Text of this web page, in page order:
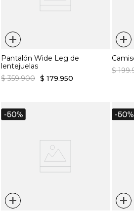
+
Pantalón Wide Leg de
lentejuelas
$ 359.900 $ 179.950
+
$ 199.
+ +